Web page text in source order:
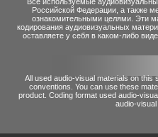
Российской Федерации, а также
ознакомительными целями. Эти
кодирования аудиовизуальных
оставляете у себя в каком-либо
All used audio-visual materials on
conventions. You can use these
product. Coding format used audio-
audio-